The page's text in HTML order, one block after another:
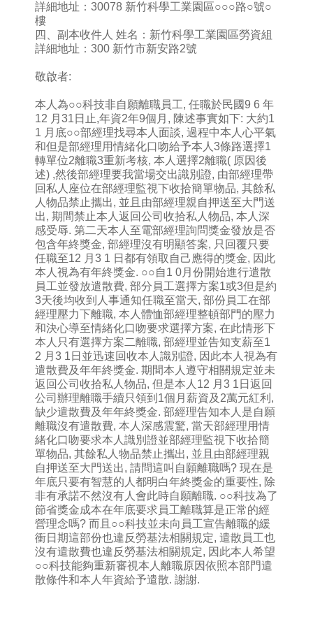
詳細地址：30078 新竹科學工業園區○○○路○號○
樓
四、副本收件人 姓名：新竹科學工業園區勞資組
詳細地址：300 新竹市新安路2號
敬啟者:
本人為○○科技非自願離職員工, 任職於民國9 6 年
12 月31日止,年資2年9個月, 陳述事實如下: 大約1
1 月底○○部經理找尋本人面談, 過程中本人心平氣
和但是部經理用情緒化口吻給予本人3條路選擇1
轉單位2離職3重新考核, 本人選擇2離職( 原因後
述) ,然後部經理要我當場交出識別證, 由部經理帶
回私人座位在部經理監視下收拾簡單物品, 其餘私
人物品禁止攜出, 並且由部經理親自押送至大門送
出, 期間禁止本人返回公司收拾私人物品, 本人深
感受辱. 第二天本人至電部經理詢問獎金發放是否
包含年終獎金, 部經理沒有明顯答案, 只回覆只要
任職至12 月3 1 日都有領取自己應得的獎金, 因此
本人視為有年終獎金. ○○自1 0月份開始進行遣散
員工並發放遣散費, 部分員工選擇方案1或3但是約
3天後均收到人事通知任職至當天, 部份員工在部
經理壓力下離職, 本人體恤部經理整頓部門的壓力
和決心導至情緒化口吻要求選擇方案, 在此情形下
本人只有選擇方案二離職, 部經理並告知支薪至1
2 月3 1日並迅速回收本人識別證, 因此本人視為有
遣散費及年年終獎金. 期間本人遵守相關規定並未
返回公司收拾私人物品, 但是本人12 月3 1日返回
公司辦理離職手續只領到1個月薪資及2萬元紅利,
缺少遣散費及年年終獎金. 部經理告知本人是自願
離職沒有遣散費, 本人深感震驚, 當天部經理用情
緒化口吻要求本人識別證並部經理監視下收拾簡
單物品, 其餘私人物品禁止攜出, 並且由部經理親
自押送至大門送出, 請問這叫自願離職嗎? 現在是
年底只要有智慧的人都明白年終獎金的重要性, 除
非有承諾不然沒有人會此時自願離職. ○○科技為了
節省獎金成本在年底要求員工離職算是正常的經
營理念嗎? 而且○○科技並未向員工宣告離職的緩
衝日期這部份也違反勞基法相關規定, 遣散員工也
沒有遣散費也違反勞基法相關規定, 因此本人希望
○○科技能夠重新審視本人離職原因依照本部門遣
散條件和本人年資給予遣散. 謝謝.